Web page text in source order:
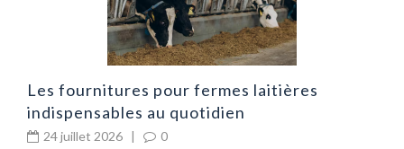
Les fournitures pour fermes laitières
indispensables au quotidien
24 juillet 2026 | 0